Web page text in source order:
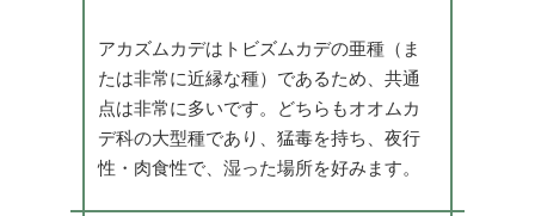
アカズムカデはトビズムカデの亜種（ま
たは非常に近縁な種）であるため、共通
点は非常に多いです。どちらもオオムカ
デ科の大型種であり、猛毒を持ち、夜行
性・肉食性で、湿った場所を好みます。